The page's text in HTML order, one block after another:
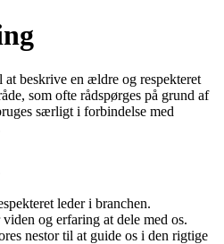
at beskrive en ældre og respekteret
som ofte rådspørges på grund af
særligt i forbindelse med
leder i branchen.
og erfaring at dele med os.
nestor til at guide os i den rigtige